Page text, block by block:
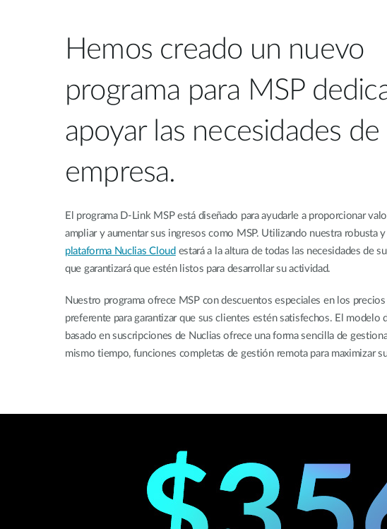
Hemos creado un nuevo
programa para MSP
apoyar las necesidades de
empresa.
El programa D-Link MSP está diseñado para ayudarle a proporcionar
ampliar y aumentar sus ingresos como MSP. Utilizando nuestra robusta
plataforma Nuclias Cloud estará a la altura de todas las necesidades de
que garantizará que estén listos para desarrollar su actividad.
Nuestro programa ofrece MSP con descuentos especiales en los
preferente para garantizar que sus clientes estén satisfechos. El modelo
basado en suscripciones de Nuclias ofrece una forma sencilla de
mismo tiempo, funciones completas de gestión remota para maximizar